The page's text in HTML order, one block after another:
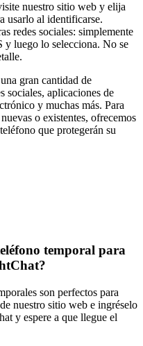
nuestro sitio web y elija
usarlo al identificarse.
redes sociales: simplemente
y luego lo selecciona. No se
gran cantidad de
sociales, aplicaciones de
y muchas más. Para
o existentes, ofrecemos
que protegerán su
temporal para
son perfectos para
nuestro sitio web e ingréselo
y espere a que llegue el